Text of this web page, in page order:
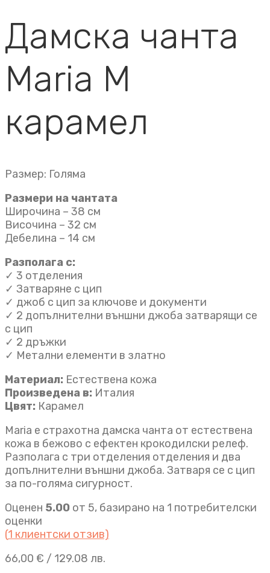
Дамска чанта
Maria M
карамел
Размер: Голяма
Размери на чантата
Широчина – 38 см
Височина – 32 см
Дебелина – 14 см
Разполага с:
✓ 3 отделения
✓ Затваряне с цип
✓ джоб с цип за ключове и документи
✓ 2 допълнителни външни джоба затварящи се
с цип
✓ 2 дръжки
✓ Метални елементи в златно
Материал: Естествена кожа
Произведена в: Италия
Цвят: Карамел
Maria е страхотна дамска чанта от естествена
кожа в бежово с ефектен крокодилски релеф.
Разполага с три отделения отделения и два
допълнителни външни джоба. Затваря се с цип
за по-голяма сигурност.
Оценен 5.00 от 5, базирано на 1 потребителски
оценки
(1 клиентски отзив)
66,00 € / 129.08 лв.